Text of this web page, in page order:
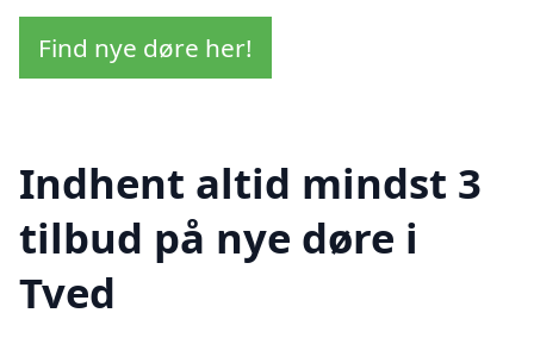
Find nye døre her!
Indhent altid mindst 3
tilbud på nye døre i
Tved